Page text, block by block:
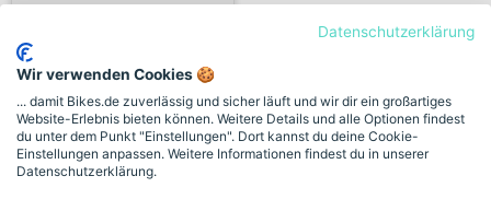
«Previous
1 2 3 ... 6 »Next
Datenschutzerklärung
Wir verwenden Cookies 🍪
... damit Bikes.de zuverlässig und sicher läuft und wir dir ein großartiges
Website-Erlebnis bieten können. Weitere Details und alle Optionen findest
du unter dem Punkt "Einstellungen". Dort kannst du deine Cookie-
Einstellungen anpassen. Weitere Informationen findest du in unserer
Datenschutzerklärung.